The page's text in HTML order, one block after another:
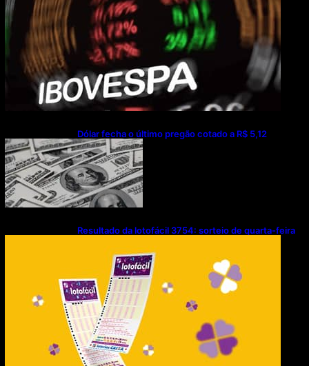
Dólar fecha o último pregão cotado a R$ 5,12
Resultado da lotofácil 3754: sorteio de quarta-feira